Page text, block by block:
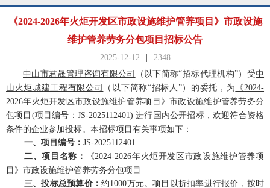
《2024-2026年火炬开发区市政设施维护管养项目》市政设施
维护管养劳务分包项目招标公告
2025-12-12
2348
中山市君晟管理咨询有限公司
（以下简称“招标代理机构”）受中
山火炬城建工程有限公司
（以下简称“招标人”）的委托，为 《 2024-
2026年火炬开发区市政设施维护管养项目》市政设施维护管养劳务分
包项目 (项目编号： JS-2025112401 ) 进行国内公开招标，欢迎符合资格
条件的企业参加投标。本招标项目有关事项如下：
一、项目编号： JS-2025112401
二、项目名称：
《2024-2026年火炬开发区市政设施维护管养项
目》市政设施维护管养劳务分包项目
三、投标总预算价：约1000万元。项目以折扣率进行报价， 按时